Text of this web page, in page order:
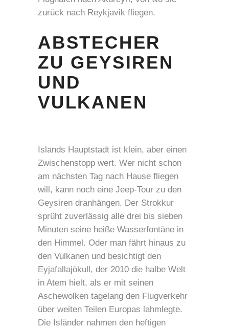
zurück nach Reykjavik fliegen.
ABSTECHER
ZU GEYSIREN
UND
VULKANEN
Islands Hauptstadt ist klein, aber einen
Zwischenstopp wert. Wer nicht schon
am nächsten Tag nach Hause fliegen
will, kann noch eine Jeep-Tour zu den
Geysiren dranhängen. Der Strokkur
sprüht zuverlässig alle drei bis sieben
Minuten seine heiße Wasserfontäne in
den Himmel. Oder man fährt hinaus zu
den Vulkanen und besichtigt den
Eyjafallajökull, der 2010 die halbe Welt
in Atem hielt, als er mit seinen
Aschewolken tagelang den Flugverkehr
über weiten Teilen Europas lahmlegte.
Die Isländer nahmen den heftigen